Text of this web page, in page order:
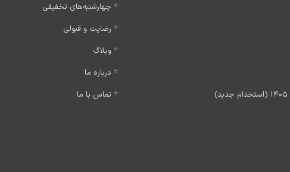
چهارشنبه‌های تخفیفی
رضایت و قبولی
وبلاگ
درباره ما
تماس با ما